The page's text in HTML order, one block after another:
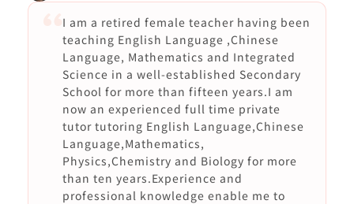
I am a retired female teacher having been
teaching English Language ,Chinese
Language, Mathematics and Integrated
Science in a well-established Secondary
School for more than fifteen years.I am
now an experienced full time private
tutor tutoring English Language,Chinese
Language,Mathematics,
Physics,Chemistry and Biology for more
than ten years.Experience and
professional knowledge enable me to